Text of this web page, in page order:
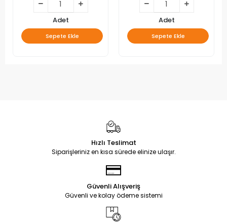
Adet
Sepete Ekle
Adet
Sepete Ekle
Hızlı Teslimat
Siparişleriniz en kısa sürede elinize ulaşır.
Güvenli Alışveriş
Güvenli ve kolay ödeme sistemi